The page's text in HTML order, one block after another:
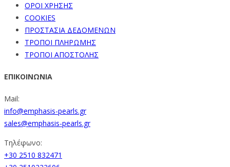
ΟΡΟΙ ΧΡΗΣΗΣ
COOKIES
ΠΡΟΣΤΑΣΙΑ ΔΕΔΟΜΕΝΩΝ
ΤΡΟΠΟΙ ΠΛΗΡΩΜΗΣ
ΤΡΟΠΟΙ ΑΠΟΣΤΟΛΗΣ
ΕΠΙΚΟΙΝΩΝΙΑ
Mail:
info@emphasis-pearls.gr
sales@emphasis-pearls.gr
Τηλέφωνο:
+30 2510 832471